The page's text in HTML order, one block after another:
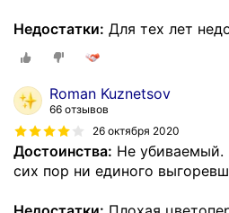
Недостатки: Для тех лет
Roman Kuznetsov
66 отзывов
26 октября 2020
Достоинства: Не убиваемый.
сих пор ни единого